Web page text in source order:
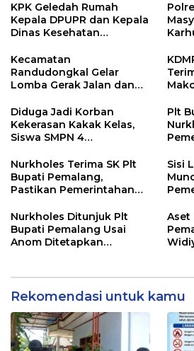
KPK Geledah Rumah
Kepala DPUPR dan Kepala
Dinas Kesehatan
Kecamatan
Randudongkal Gelar
Lomba Gerak Jalan dan
HUT RI ke-81
Desa
Diduga Jadi Korban
Kekerasan Kakak Kelas,
Siswa SMPN 4
Dunia
Plt
Nurkholes Terima SK Plt
Bupati Pemalang,
Pastikan Pemerintahan
Sisi
Nurkholes Ditunjuk Plt
Bupati Pemalang Usai
Anom Ditetapkan
Aset
Rekomendasi untuk kamu